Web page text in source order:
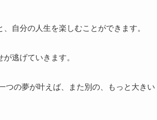
自分の人生を楽しむことができます。
逃げていきます。
つの夢が叶えば、また別の、もっと大きい